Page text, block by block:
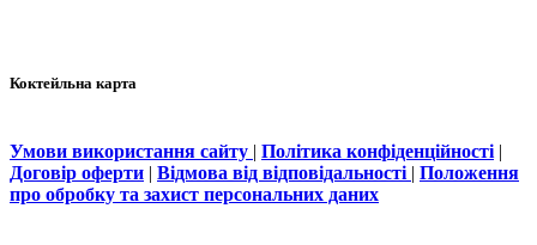
Коктейльна карта
Умови використання сайту | Політика конфіденційності |
Договір оферти | Відмова від відповідальності | Положення
про обробку та захист персональних даних